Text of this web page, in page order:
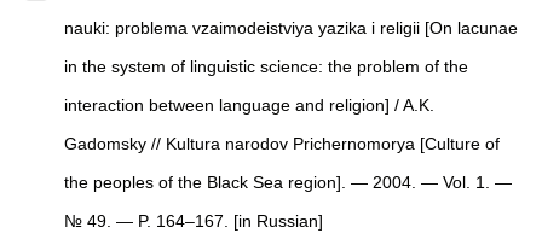
nauki: problema vzaimodeistviya yazika i religii [On lacunae
in the system of linguistic science: the problem of the
interaction between language and religion] / A.K.
Gadomsky // Kultura narodov Prichernomorya [Culture of
the peoples of the Black Sea region]. — 2004. — Vol. 1. —
№ 49. — P. 164–167. [in Russian]